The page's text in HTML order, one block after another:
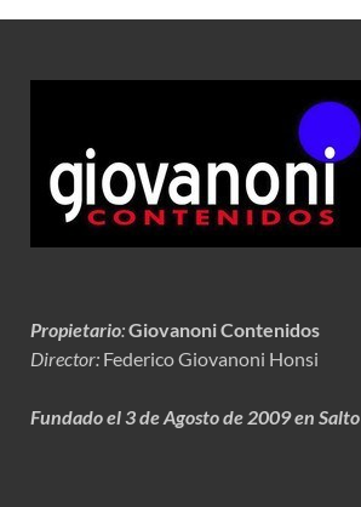
Propietario:Giovanoni Contenidos
Director: Federico Giovanoni Honsi
Fundado el 3 de Agosto de 2009 en Salto